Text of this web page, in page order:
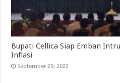
Bupati Cellica Siap Emban
Inflasi
September 29, 2022